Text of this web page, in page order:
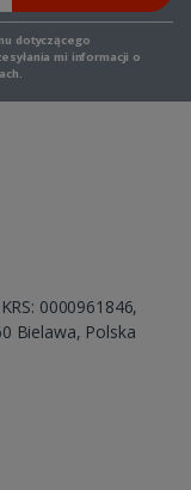
dotyczącego
mi informacji o
0000961846,
Bielawa, Polska